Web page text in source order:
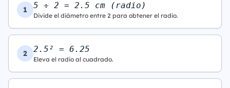
1 5 ÷ 2 = 2.5 cm (radio)
Divide el diámetro entre 2 para obtener el radio.
2 2.5² = 6.25
Eleva el radio al cuadrado.